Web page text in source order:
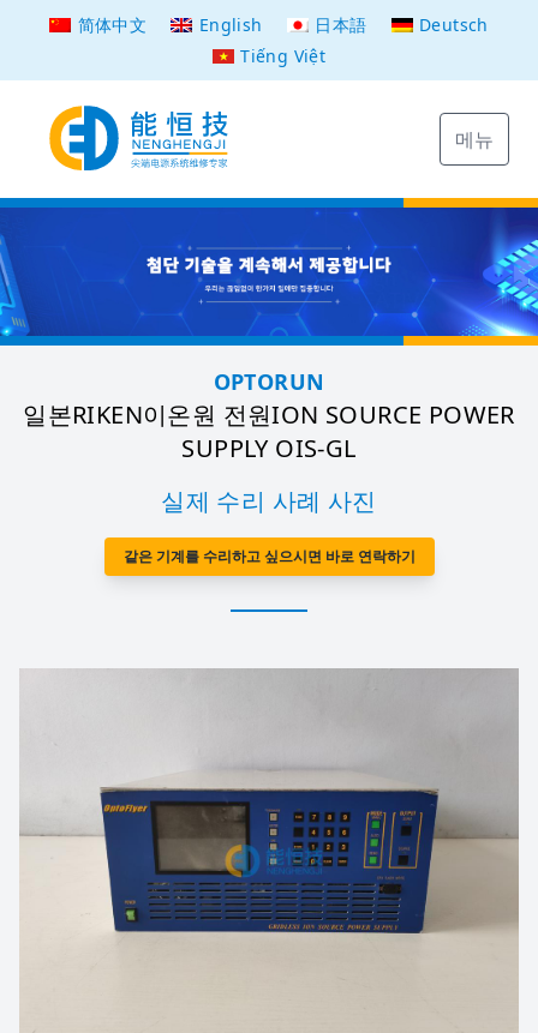
简体中文 English 日本語
Deutsch
Tiếng Việt
메뉴
OPTORUN
일본RIKEN이온원 전원ION SOURCE POWER
SUPPLY OIS-GL
실제 수리 사례 사진
같은 기계를 수리하고 싶으시면 바로 연락하기